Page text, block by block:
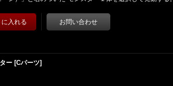
ー [Cパーツ]